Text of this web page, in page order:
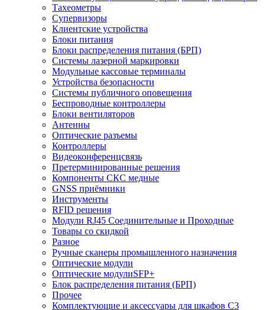
Тахеометры
Супервизоры
Клиентские устройства
Блоки питания
Блоки распределения питания (БРП)
Системы лазерной маркировки
Модульные кассовые терминалы
Устройства безопасности
Системы публичного оповещения
Беспроводные контроллеры
Блоки вентиляторов
Антенны
Оптические разъемы
Контроллеры
Видеоконференцсвязь
Претерминированные решения
Компоненты СКС медные
GNSS приёмники
Инструменты
RFID решения
Модули RJ45 Соединительные и Проходные
Товары со скидкой
Разное
Ручные сканеры промышленного назначения
Оптические модули
Оптические модулиSFP+
Блок распределения питания (БРП)
Прочее
Комплектующие и аксессуары для шкафов C3